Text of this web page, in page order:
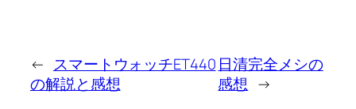
← スマートウォッチET440
の解説と感想
日清完全メシの
感想 →